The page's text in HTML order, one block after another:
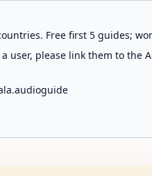
Free first 5 guides;
user, please link them to the